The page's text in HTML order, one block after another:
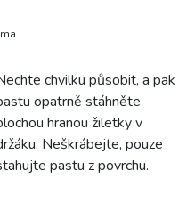
chvilku působit, a pak
opatrně stáhněte
hranou žiletky v
Neškrábejte, pouze
pastu z povrchu.